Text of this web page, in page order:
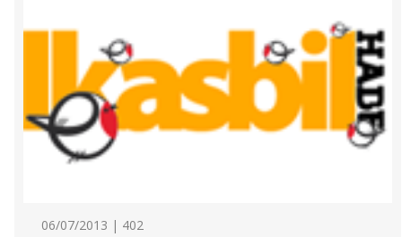
06/07/2013 | 402